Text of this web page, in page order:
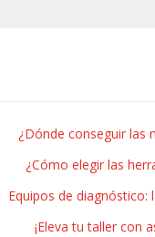
¿Dónde conseguir las
¿Cómo elegir las
Equipos de diagnóstico:
¡Eleva tu taller con